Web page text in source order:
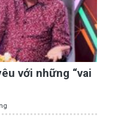
với những “vai